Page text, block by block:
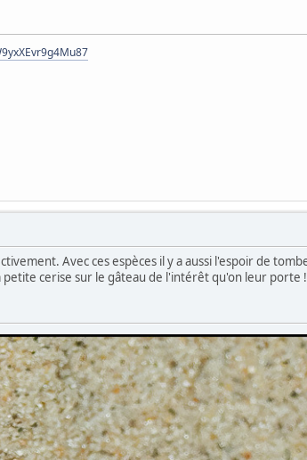
Avec ces espèces il y a aussi l'espoir de
petite cerise sur le gâteau de l'intérêt qu'on leur porte !